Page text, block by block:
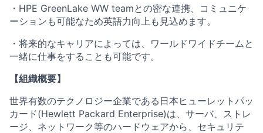
・HPE GreenLake WW teamとの密な連携、コミュニケ
ーションも可能なため英語力向上も見込めます。
・将来的なキャリアによっては、ワールドワイドチームと
一緒に仕事をすることも可能です。
【組織概要】
世界有数のテクノロジー企業である日本ヒューレットパッ
カード(Hewlett Packard Enterprise)は、サーバ、ストレ
ージ、ネットワーク等のハードウェアから、セキュリテ